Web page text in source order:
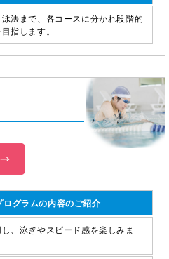
法まで、各コースに分かれ段階的
指します。
ログラムの内容のご紹介
、泳ぎやスピード感を楽しみま